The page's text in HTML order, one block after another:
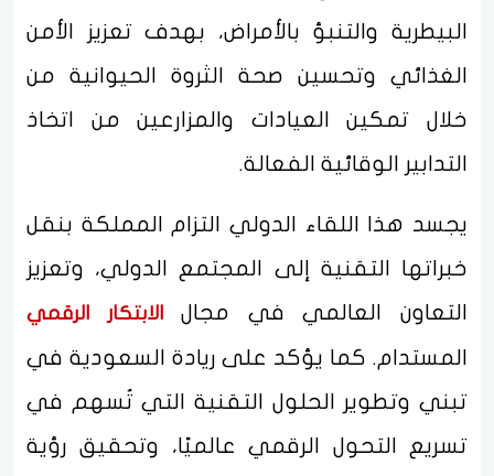
البيطرية والتنبؤ بالأمراض، بهدف تعزيز الأمن
الغذائي وتحسين صحة الثروة الحيوانية من
خلال تمكين العيادات والمزارعين من اتخاذ
التدابير الوقائية الفعالة.
يجسد هذا اللقاء الدولي التزام المملكة بنقل
خبراتها التقنية إلى المجتمع الدولي، وتعزيز
التعاون العالمي في مجالالابتكار الرقمي
المستدام. كما يؤكد على ريادة السعودية في
تبني وتطوير الحلول التقنية التي تُسهم في
تسريع التحول الرقمي عالميًا، وتحقيق رؤية